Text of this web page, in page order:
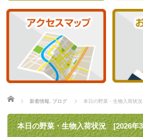
ホーム
新着情報 ブログ 本日の野菜・生物入荷状
本日の野菜・生物入荷状況 [2026年